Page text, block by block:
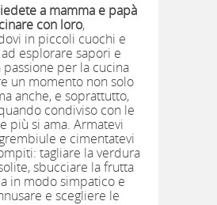
a mamma e papà
con loro,
in piccoli cuochi e
esplorare sapori e
per la cucina
un momento non solo
anche, e soprattutto,
condiviso con le
più si ama. Armatevi
e cimentatevi
tagliare la verdura
sbucciare la frutta
in modo simpatico e
e scegliere le